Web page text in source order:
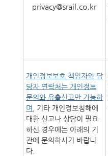
privacy@srail.co.kr
개인정보보호 책임자와 담
당자 연락처는 개인정보
문의와 유출신고만 가능하
며,
기타 개인정보침해에
대한 신고나 상담이 필요
하신 경우에는 아래의 기
관에 문의하시기 바랍니
다.